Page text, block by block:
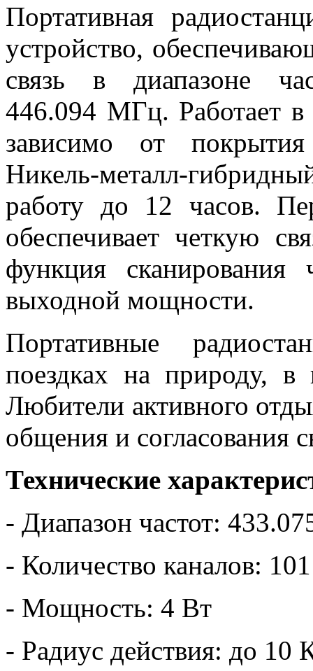
Портативная
устройство,
связь в диапазоне
446.094 МГц. Работает
зависимо от
Никель-металл-
работу до 12 часов.
обеспечивает четкую
функция сканирования
выходной мощности.
Портативные
поездках на природу,
Любители активного
общения и согласования
Технические
- Диапазон частот:
- Количество каналов: 101
- Мощность: 4 Вт
- Радиус действия: до 10